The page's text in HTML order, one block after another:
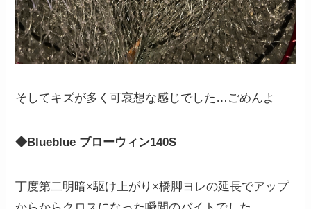
そしてキズが多く可哀想な感じでした…ごめんよ
◆Blueblue ブローウィン140S
丁度第二明暗×駆け上がり×橋脚ヨレの延長でアップ